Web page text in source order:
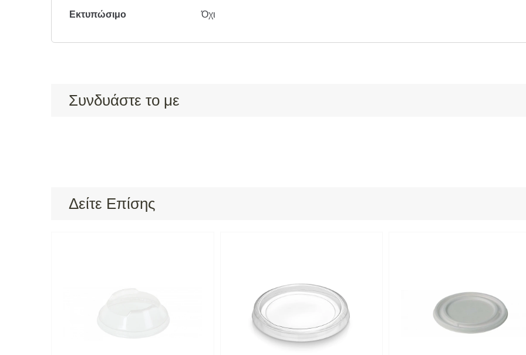
Εκτυπώσιμο
Όχι
Συνδυάστε το με
Δείτε Επίσης